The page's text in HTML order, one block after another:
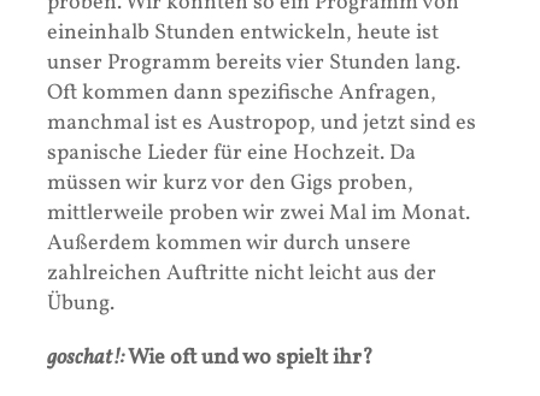
eineinhalb Stunden entwickeln, heute ist
unser Programm bereits vier Stunden lang.
Oft kommen dann spezifische Anfragen,
manchmal ist es Austropop, und jetzt sind es
spanische Lieder für eine Hochzeit. Da
müssen wir kurz vor den Gigs proben,
mittlerweile proben wir zwei Mal im Monat.
Außerdem kommen wir durch unsere
zahlreichen Auftritte nicht leicht aus der
Übung.
goschat!:Wie oft und wo spielt ihr?